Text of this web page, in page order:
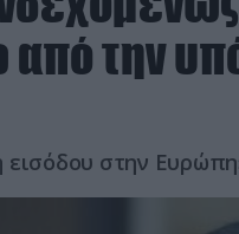
την
εισόδου στην